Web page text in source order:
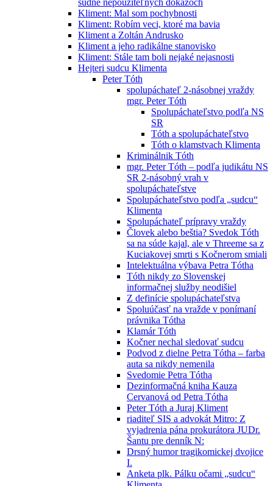
Kliment: Mal som pochybnosti
Kliment: Robím veci, ktoré ma bavia
Kliment a Zoltán Andrusko
Kliment a jeho radikálne stanovisko
Kliment: Stále tam boli nejaké nejasnosti
Hejteri sudcu Klimenta
Peter Tóth
spolupáchateľ 2-násobnej vraždy
mgr. Peter Tóth
Spolupáchateľstvo podľa NS
SR
Tóth a spolupáchateľstvo
Tóth o klamstvach Klimenta
Kriminálnik Tóth
mgr. Peter Tóth – podľa judikátu NS
SR 2-násobný vrah v
spolupáchateľstve
Spolupáchateľstvo podľa „sudcu“
Klimenta
Spolupáchateľ prípravy vraždy
Človek alebo beštia? Svedok Tóth
sa na súde kajal, ale v Threeme sa z
Kuciakovej smrti s Kočnerom smiali
Intelektuálna výbava Petra Tótha
Tóth nikdy zo Slovenskej
informačnej služby neodišiel
Z definície spolupáchateľstva
Spoluúčasť na vražde v ponímaní
právnika Tótha
Klamár Tóth
Kočner nechal sledovať sudcu
Podvod z dielne Petra Tótha – farba
auta sa nikdy nemenila
Svedomie Petra Tótha
Dezinformačná kniha Kauza
Cervanová od Petra Tótha
Peter Tóth a Juraj Kliment
riaditeľ SIS a advokát Mitro: Z
vyjadrenia pána prokurátora JUDr.
Šantu pre denník N:
Drsný humor tragikomickej dvojice
I.
Anketa plk. Pálku očami „sudcu“